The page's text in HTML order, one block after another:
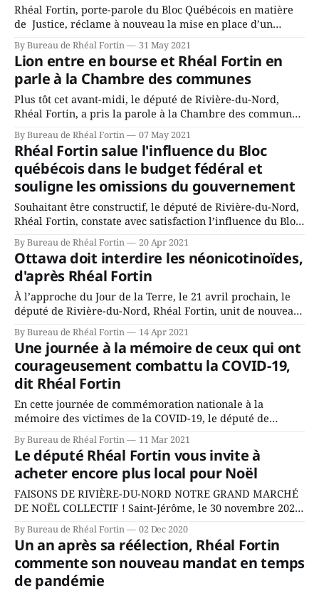
Rhéal Fortin, porte-parole du Bloc Québécois en matière
de Justice, réclame à nouveau la mise en place d’un
processus impartial de nomination des juges alors qu’un
donateur du ministre de la Justice, David Lametti, serait
considéré pour la magistrature. « C’est la crédibilité de
tout le système
By Bureau de Rhéal Fortin 31 May 2021
Lion entre en bourse et Rhéal Fortin en
parle à la Chambre des communes
Plus tôt cet avant-midi, le député de Rivière-du-Nord,
Rhéal Fortin, a pris la parole à la Chambre des communes
afin de souligner l’entrée en bourse de la Compagnie
Électrique Lion. Voici la déclaration intégrale du député:
Monsieur le Président, Sur le coup de 16 heures aujourd&
By Bureau de Rhéal Fortin 07 May 2021
Rhéal Fortin salue l'influence du Bloc
québécois dans le budget fédéral et
souligne les omissions du gouvernement
Souhaitant être constructif, le député de Rivière-du-Nord,
Rhéal Fortin, constate avec satisfaction l’influence du Bloc
Québécois à Ottawa sur plusieurs mesures annoncées
hier. Il y voit cependant un trou béant, soit l’absence de la
hausse nécessaire des transferts en santé, ainsi que
l’abandon des aînés.
By Bureau de Rhéal Fortin 20 Apr 2021
Ottawa doit interdire les néonicotinoïdes,
d'après Rhéal Fortin
À l’approche du Jour de la Terre, le 21 avril prochain, le
député de Rivière-du-Nord, Rhéal Fortin, unit de nouveau
sa voix à celles de la Fondation David Suzuki et
d’Équiterre et demande au gouvernement fédéral
d’interdire, tel qu’il en avait annoncé l’intention,
By Bureau de Rhéal Fortin 14 Apr 2021
Une journée à la mémoire de ceux qui ont
courageusement combattu la COVID-19,
dit Rhéal Fortin
En cette journée de commémoration nationale à la
mémoire des victimes de la COVID-19, le député de
Rivière-du-Nord, Rhéal Fortin, exprime sa solidarité à
l’égard de toutes les personnes qui ont perdu un proche
durant la pandémie et désire souligner l’apport
inestimable de tous les
By Bureau de Rhéal Fortin 11 Mar 2021
Le député Rhéal Fortin vous invite à
acheter encore plus local pour Noël
FAISONS DE RIVIÈRE-DU-NORD NOTRE GRAND MARCHÉ
DE NOËL COLLECTIF ! Saint-Jérôme, le 30 novembre 2020
— À l’approche du temps des Fêtes, le député de Rivière-
du-Nord, Rhéal Fortin, réitère l’importance de l’achat
local particulièrement en cette année difficile pour
plusieurs de nos commerçants, dont
By Bureau de Rhéal Fortin 02 Dec 2020
Un an après sa réélection, Rhéal Fortin
commente son nouveau mandat en temps
de pandémie